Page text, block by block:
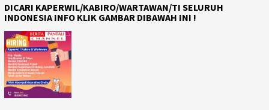
DICARI KAPERWIL/KABIRO/WARTAWAN/TI SELURUH
INDONESIA INFO KLIK GAMBAR DIBAWAH INI !